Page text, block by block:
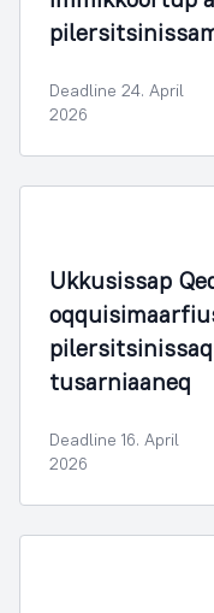
Deadline 24. April
2026
Ukkusissap
tusarniaaneq
Deadline 16. April
2026